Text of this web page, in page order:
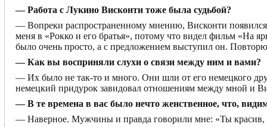
— Работа с Лукино Висконти тоже была судьбой?
— Вопреки распространенному мнению, Висконти
меня в «Рокко и его братья», потому что видел фильм «На
было очень просто, а с предложением выступил он.
— Как вы восприняли слухи о связи между ним и вами?
— Их было не так-то и много. Они шли от его немецкого
немецкий придурок завидовал отношениям между мной и
— В те времена в вас было нечто женственное, что,
— Наверное. Мужчины и правда говорили мне: «Ты красив,